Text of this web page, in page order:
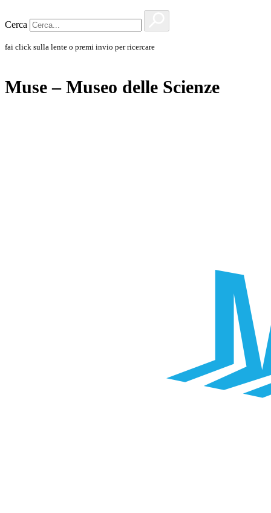
Cerca
fai click sulla lente o premi invio per ricercare
Muse – Museo delle Scienze